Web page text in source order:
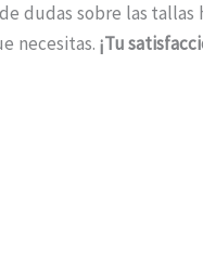
dudas sobre las tallas
necesitas. ¡Tu